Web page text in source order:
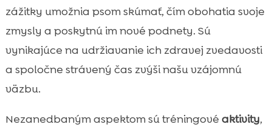
zážitky umožnia psom skúmať, čím obohatia svoje
zmysly a poskytnú im nové podnety. Sú
vynikajúce na udržiavanie ich zdravej zvedavosti
a spoločne strávený čas zvýši našu vzájomnú
väzbu.
Nezanedbaným aspektom sú tréningové aktivity,